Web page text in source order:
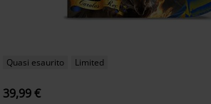
Quasi esaurito Limited
39,99 €